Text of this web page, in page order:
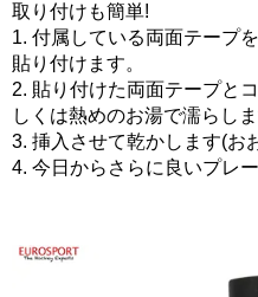
取り付けも簡単!
1. 付属している両面テープ
貼り付けます。
2. 貼り付けた両面テープと
しくは熱めのお湯で濡らしま
3. 挿入させて乾かします(お
4. 今日からさらに良いプレ